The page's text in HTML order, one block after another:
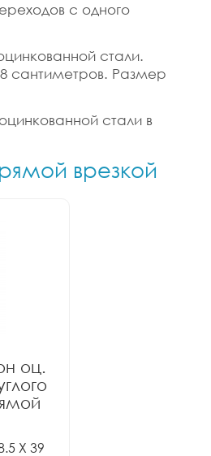
с одного
стали.
сантиметров. Размер
стали в
врезкой
оц.
X 39